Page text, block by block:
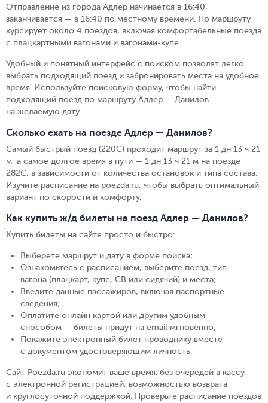
Отправление из города Адлер начинается в 16:40,
заканчивается — в 16:40 по местному времени. По маршруту
курсирует около 4 поездов, включая комфортабельные поезда
с плацкартными вагонами и вагонами-купе.
Удобный и понятный интерфейс с поиском позволят легко
выбрать подходящий поезд и забронировать места на удобное
время. Используйте поисковую форму, чтобы найти
подходящий поезд по маршруту Адлер — Данилов
на желаемую дату.
Сколько ехать на поезде Адлер — Данилов?
Самый быстрый поезд (220С) проходит маршрут за 1 дн 13 ч 21
м, а самое долгое время в пути — 1 дн 13 ч 21 м на поезде
282С, в зависимости от количества остановок и типа состава.
Изучите расписание на poezda.ru, чтобы выбрать оптимальный
вариант по скорости и комфорту.
Как купить ж/д билеты на поезд Адлер — Данилов?
Купить билеты на сайте просто и быстро:
Выберете маршрут и дату в форме поиска;
Ознакомьтесь с расписанием, выберите поезд, тип
вагона (плацкарт, купе, СВ или сидячий) и места;
Введите данные пассажиров, включая паспортные
сведения;
Оплатите онлайн картой или другим удобным
способом — билеты придут на email мгновенно;
Покажите электронный билет проводнику вместе
с документом удостоверяющим личность.
Сайт Poezda.ru экономит ваше время: без очередей в кассу,
с электронной регистрацией, возможностью возврата
и круглосуточной поддержкой. Проверьте расписание поездов